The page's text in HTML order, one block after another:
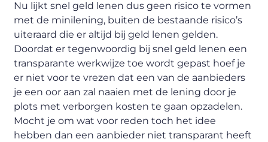
Nu lijkt snel geld lenen dus geen risico te vormen
met de minilening, buiten de bestaande risico’s
uiteraard die er altijd bij geld lenen gelden.
Doordat er tegenwoordig bij snel geld lenen een
transparante werkwijze toe wordt gepast hoef je
er niet voor te vrezen dat een van de aanbieders
je een oor aan zal naaien met de lening door je
plots met verborgen kosten te gaan opzadelen.
Mocht je om wat voor reden toch het idee
hebben dan een aanbieder niet transparant heeft